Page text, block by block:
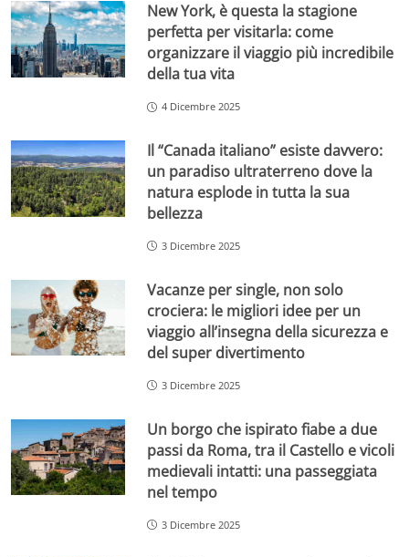
New York, è questa la stagione
perfetta per visitarla: come
organizzare il viaggio più incredibile
della tua vita
4 Dicembre 2025
Il “Canada italiano” esiste davvero:
un paradiso ultraterreno dove la
natura esplode in tutta la sua
bellezza
3 Dicembre 2025
Vacanze per single, non solo
crociera: le migliori idee per un
viaggio all’insegna della sicurezza e
del super divertimento
3 Dicembre 2025
Un borgo che ispirato fiabe a due
passi da Roma, tra il Castello e vicoli
medievali intatti: una passeggiata
nel tempo
3 Dicembre 2025